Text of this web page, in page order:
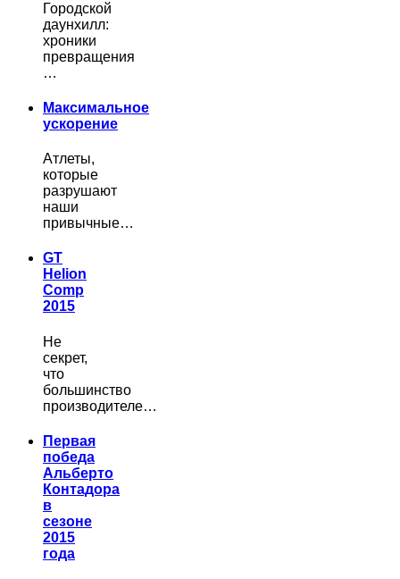
Городской
даунхилл:
хроники
превращения
…
Максимальное
ускорение
Атлеты,
которые
разрушают
наши
привычные…
GT
Helion
Comp
2015
Не
секрет,
что
большинство
производителе…
Первая
победа
Альберто
Контадора
в
сезоне
2015
года